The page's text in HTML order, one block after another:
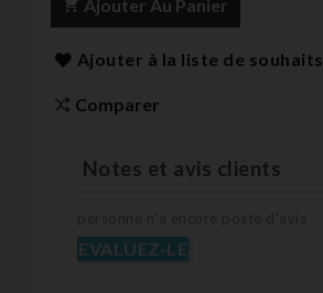
Ajouter Au Panier
Ajouter à la liste de souhaits
Comparer
Notes et avis clients
EVALUEZ-LE